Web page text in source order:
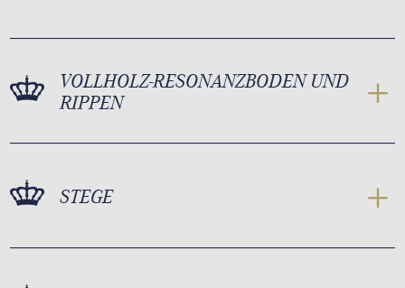
VOLLHOLZ-RESONANZBODEN UND
RIPPEN
STEGE